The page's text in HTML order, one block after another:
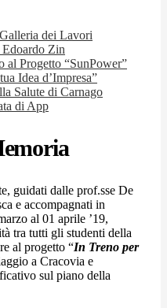
dei Lavori
Zin
al Progetto “SunPower”
Idea d’Impresa”
Salute di Carnago
di App
guidati dalle prof.sse De
e accompagnati in
al 01 aprile ’19,
tra tutti gli studenti della
al progetto “In Treno per
a Cracovia e
sul piano della